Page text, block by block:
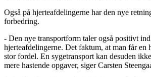
Også på hjerteafdelingerne har den nye
forbedring.
- Den nye transportform taler også positivt
hjerteafdelingerne. Det faktum, at man får en
stor fordel. En sygetransport kan desuden
mere hastende opgaver, siger Carsten